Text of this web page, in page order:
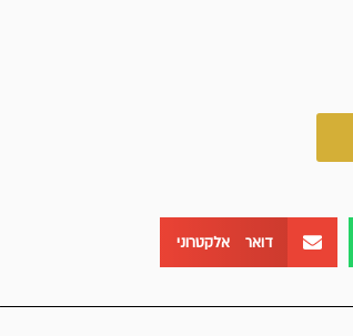
דואר אלקטרוני